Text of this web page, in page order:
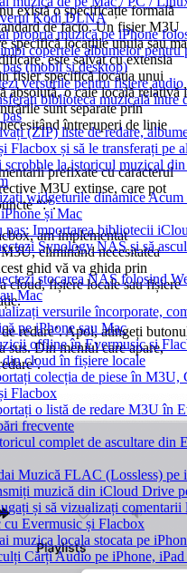
Kodi DLNA
propria muzică pe iPhone
copertele albumelor pentru
(mobil și desktop)
versurile pentru fișiere
biblioteca muzicală între
(ZIP) liste de redare,
Flacbox și să le transferați pe
scrobble la istoricul muzical
widgeturile dinamice Acum
și Mac
pas: Importarea bibliotecii
Synology NAS și să
stocarea NAS folosind
Mac
versurile încorporate,
pe iPhone sau Mac
offline în Evermusic și
cloud în fișiere locale
colecția de piese în
Flacbox
o listă de redare M3U în
frecvente
complet de ascultare din
Muzică FLAC (Lossless) pe
muzică din iCloud Drive
și să vizualizați
cu Evermusic și Flacbox
muzica locala stocata pe
Cărți Audio pe iPhone,
există o specificație formală
de facto. Un fișier M3U
specifică locațiile unuia sau
este salvat cu extensia
fișier specifică locația unui
absolută, o cale locală relativă
sunt separate prin
întreruperi de linie
prefixate cu caracterul
M3U extinse, care pot
“:”.
am implementat
eliminând necesitatea
ghid vă va ghida prin
cloud, fișiere locale sau fișiere
redare’. Apoi, atingeți
sus. Din meniul care apare,